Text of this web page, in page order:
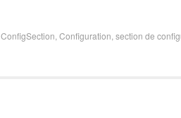
ConfigSection Configuration section de